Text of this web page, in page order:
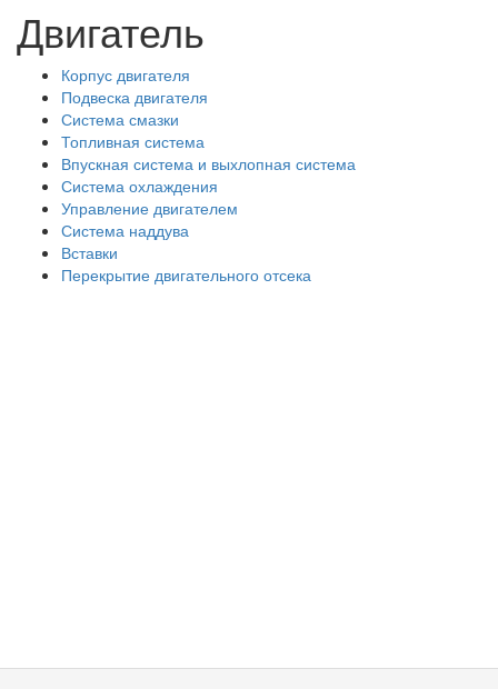
Двигатель
Корпус двигателя
Подвеска двигателя
Система смазки
Топливная система
Впускная система и выхлопная система
Система охлаждения
Управление двигателем
Система наддува
Вставки
Перекрытие двигательного отсека